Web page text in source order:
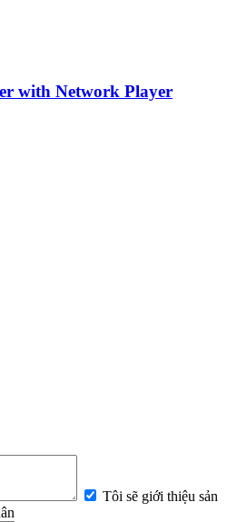
with Network Player
Tôi sẽ giới thiệu sản